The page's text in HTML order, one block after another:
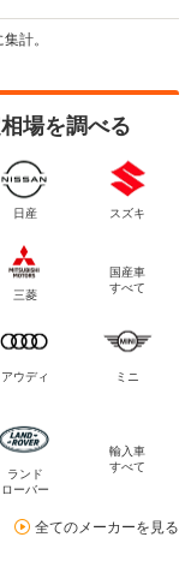
計。
場を調べる
日産 スズキ
三菱
国産車
すべて
アウディ ミニ
ランド
ローバー
輸入車
すべて
全てのメーカーを見る